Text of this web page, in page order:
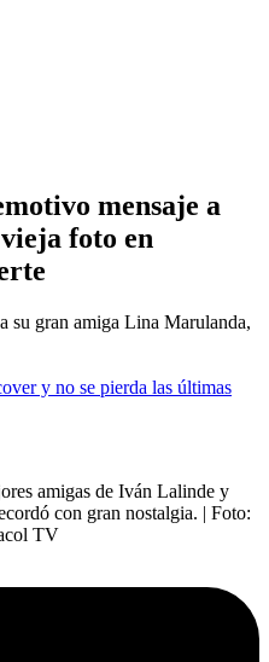
mensaje a
foto en
su gran amiga Lina Marulanda,
y no se pierda las últimas
amigas de Iván Lalinde y
con gran nostalgia. | Foto:
TV